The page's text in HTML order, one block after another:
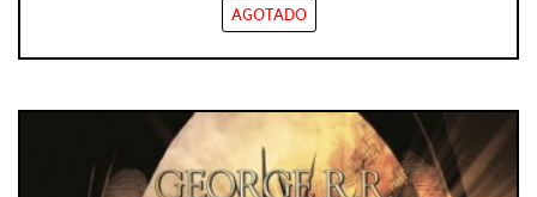
AGOTADO